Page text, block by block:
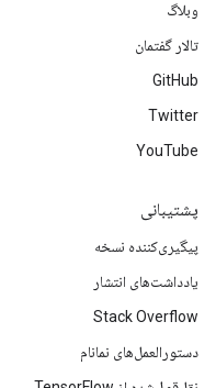
وبلاگ
تالار گفتمان
GitHub
Twitter
YouTube
پشتیبانی
پیگیری‌کننده نسخه
یادداشت‌های انتشار
Stack Overflow
دستورالعمل‌های نمانام